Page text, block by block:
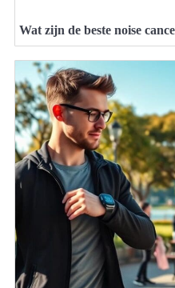
Wat zijn de beste noise